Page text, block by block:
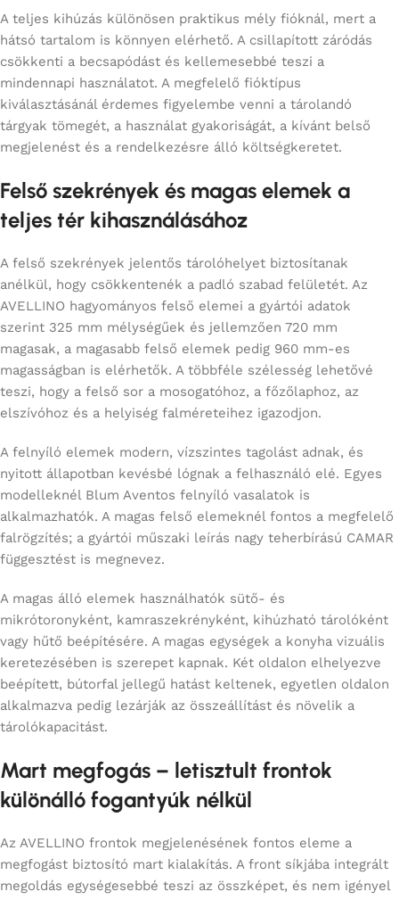
A teljes kihúzás különösen praktikus mély fióknál, mert a
hátsó tartalom is könnyen elérhető. A csillapított záródás
csökkenti a becsapódást és kellemesebbé teszi a
mindennapi használatot. A megfelelő fióktípus
kiválasztásánál érdemes figyelembe venni a tárolandó
tárgyak tömegét, a használat gyakoriságát, a kívánt belső
megjelenést és a rendelkezésre álló költségkeretet.
Felső szekrények és magas elemek a
teljes tér kihasználásához
A felső szekrények jelentős tárolóhelyet biztosítanak
anélkül, hogy csökkentenék a padló szabad felületét. Az
AVELLINO hagyományos felső elemei a gyártói adatok
szerint 325 mm mélységűek és jellemzően 720 mm
magasak, a magasabb felső elemek pedig 960 mm-es
magasságban is elérhetők. A többféle szélesség lehetővé
teszi, hogy a felső sor a mosogatóhoz, a főzőlaphoz, az
elszívóhoz és a helyiség falméreteihez igazodjon.
A felnyíló elemek modern, vízszintes tagolást adnak, és
nyitott állapotban kevésbé lógnak a felhasználó elé. Egyes
modelleknél Blum Aventos felnyíló vasalatok is
alkalmazhatók. A magas felső elemeknél fontos a megfelelő
falrögzítés; a gyártói műszaki leírás nagy teherbírású CAMAR
függesztést is megnevez.
A magas álló elemek használhatók sütő- és
mikrótoronyként, kamraszekrényként, kihúzható tárolóként
vagy hűtő beépítésére. A magas egységek a konyha vizuális
keretezésében is szerepet kapnak. Két oldalon elhelyezve
beépített, bútorfal jellegű hatást keltenek, egyetlen oldalon
alkalmazva pedig lezárják az összeállítást és növelik a
tárolókapacitást.
Mart megfogás – letisztult frontok
különálló fogantyúk nélkül
Az AVELLINO frontok megjelenésének fontos eleme a
megfogást biztosító mart kialakítás. A front síkjába integrált
megoldás egységesebbé teszi az összképet, és nem igényel